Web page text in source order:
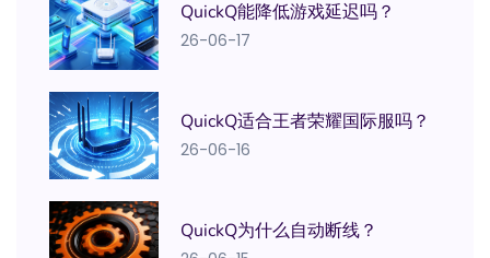
QuickQ能降低游戏延迟吗？
26-06-17
QuickQ适合王者荣耀国际服吗？
26-06-16
QuickQ为什么自动断线？